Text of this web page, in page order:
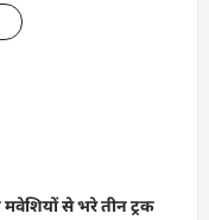
मवेशियों से भरे तीन ट्रक